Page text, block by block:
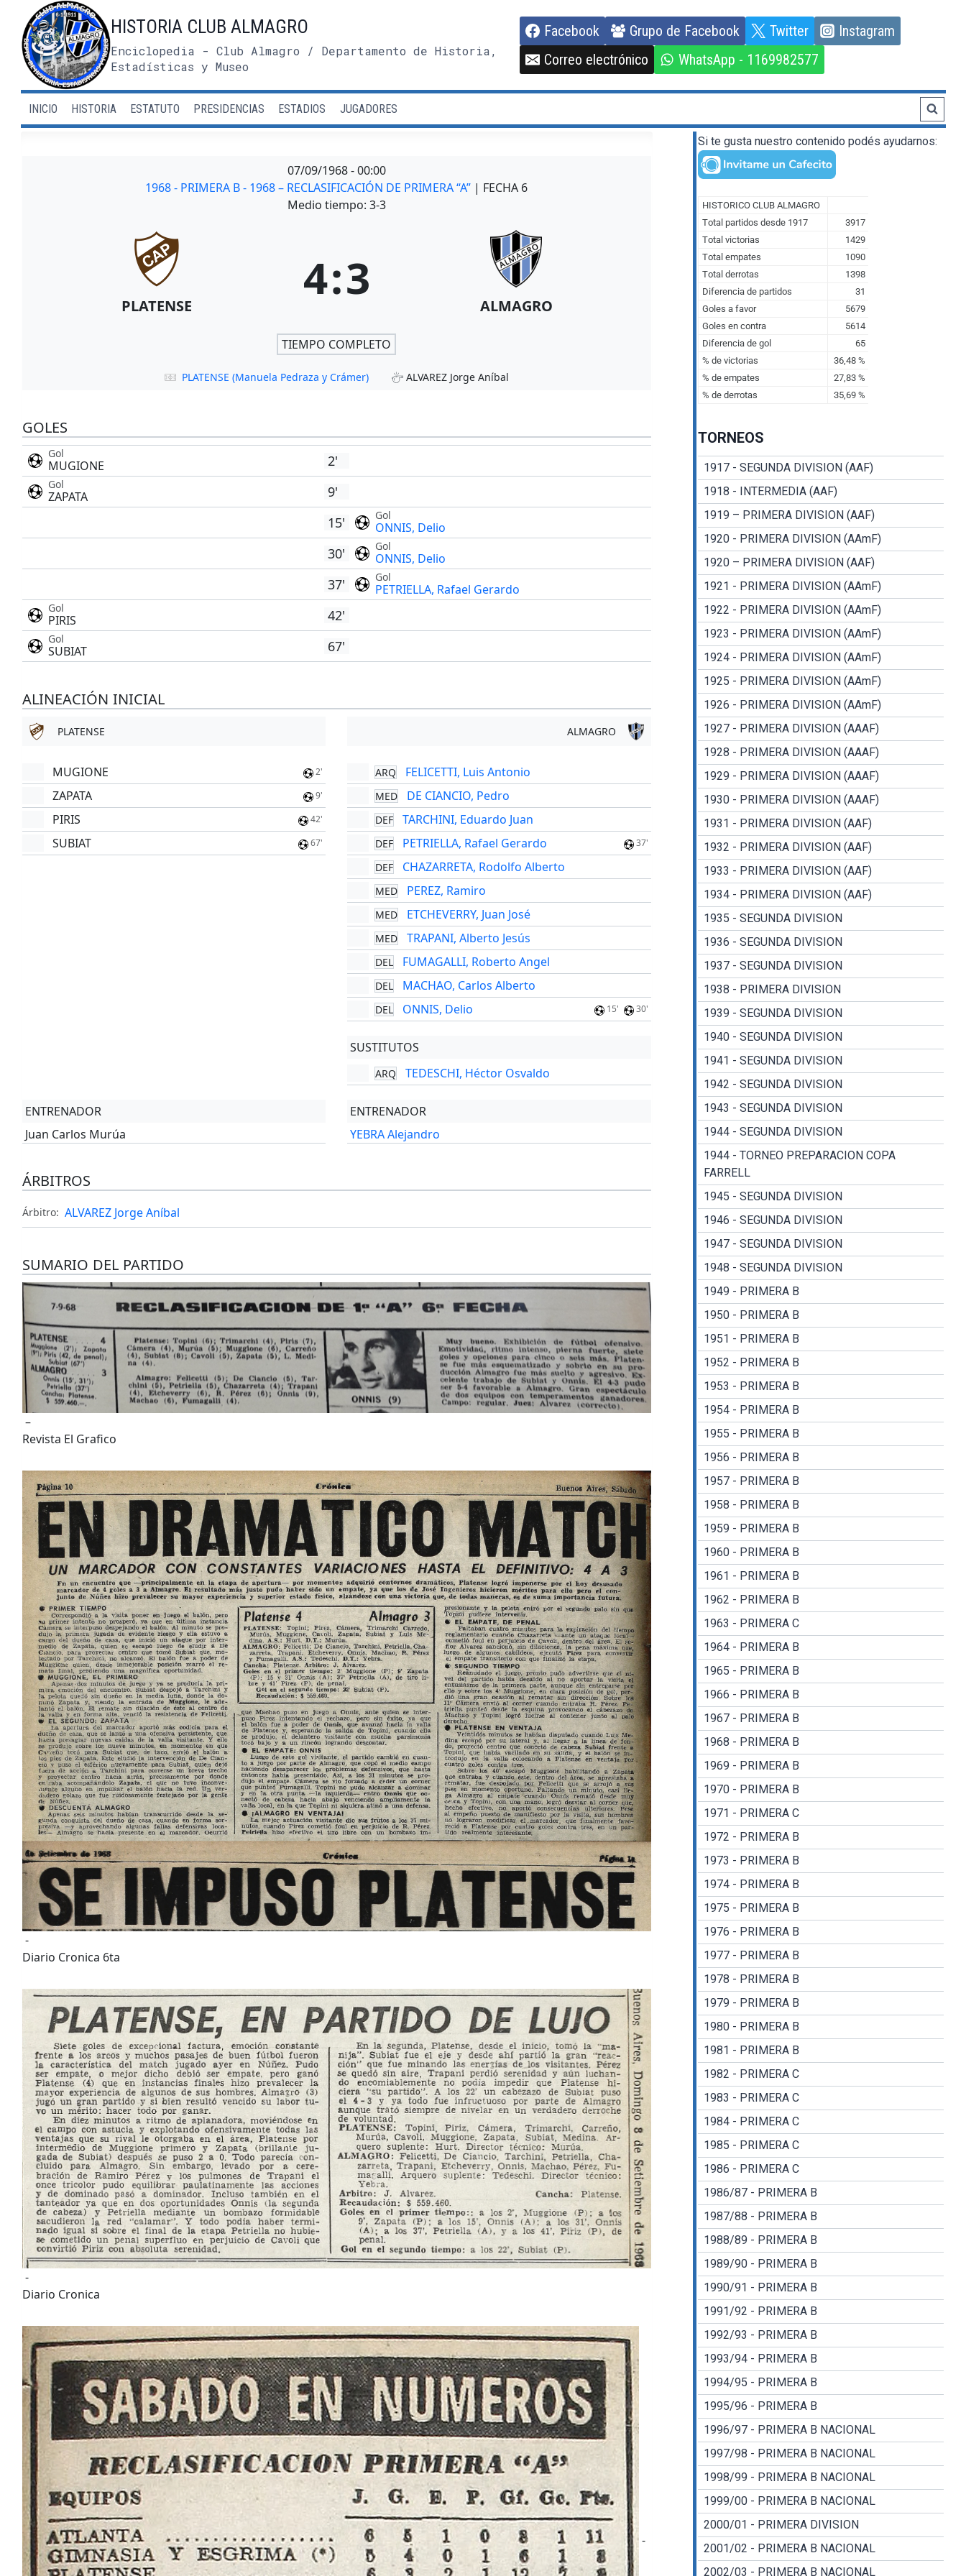
contenido
HISTORIA CLUB ALMAGRO
Enciclopedia - Club Almagro / Departamento de Historia,
Estadísticas y Museo
Facebook Grupo de Facebook Twitter
Instagram
Correo electrónico
WhatsApp - 1169982577
INICIO HISTORIA ESTATUTO PRESIDENCIAS ESTADIOS JUGADORES
07/09/1968-00:00
1968 - PRIMERA B - 1968 – RECLASIFICACIÓN DE PRIMERA “A” | FECHA 6
Medio tiempo: 3-3
PLATENSE 4:3 ALMAGRO
TIEMPO COMPLETO
PLATENSE (Manuela Pedraza y Crámer) ALVAREZ Jorge Aníbal
GOLES
Gol
MUGIONE 2'
Gol
ZAPATA
9'
15'
Gol
ONNIS, Delio
30' Gol
ONNIS, Delio
37' Gol
PETRIELLA, Rafael Gerardo
Gol
PIRIS 42'
Gol
SUBIAT 67'
ALINEACIÓN INICIAL
PLATENSE
MUGIONE 2'
ZAPATA 9'
PIRIS 42'
SUBIAT 67'
ENTRENADOR
Juan Carlos Murúa
ALMAGRO
ARQ FELICETTI, Luis Antonio
MED DE CIANCIO, Pedro
DEF TARCHINI, Eduardo Juan
DEF PETRIELLA, Rafael Gerardo 37'
DEF CHAZARRETA, Rodolfo Alberto
MED PEREZ, Ramiro
MED ETCHEVERRY, Juan José
MED TRAPANI, Alberto Jesús
DEL FUMAGALLI, Roberto Angel
DEL MACHAO, Carlos Alberto
DEL ONNIS, Delio 15' 30'
SUSTITUTOS
ARQ TEDESCHI, Héctor Osvaldo
ENTRENADOR
YEBRA Alejandro
ÁRBITROS
Árbitro: ALVAREZ Jorge Aníbal
SUMARIO DEL PARTIDO
–
Revista El Grafico
-
Diario Cronica 6ta
-
Diario Cronica
-
Si te gusta nuestro contenido podés ayudarnos:
TORNEOS
1917 - SEGUNDA DIVISION (AAF)
1918 - INTERMEDIA (AAF)
1919 – PRIMERA DIVISION (AAF)
1920 - PRIMERA DIVISION (AAmF)
1920 – PRIMERA DIVISION (AAF)
1921 - PRIMERA DIVISION (AAmF)
1922 - PRIMERA DIVISION (AAmF)
1923 - PRIMERA DIVISION (AAmF)
1924 - PRIMERA DIVISION (AAmF)
1925 - PRIMERA DIVISION (AAmF)
1926 - PRIMERA DIVISION (AAmF)
1927 - PRIMERA DIVISION (AAAF)
1928 - PRIMERA DIVISION (AAAF)
1929 - PRIMERA DIVISION (AAAF)
1930 - PRIMERA DIVISION (AAAF)
1931 - PRIMERA DIVISION (AAF)
1932 - PRIMERA DIVISION (AAF)
1933 - PRIMERA DIVISION (AAF)
1934 - PRIMERA DIVISION (AAF)
1935 - SEGUNDA DIVISION
1936 - SEGUNDA DIVISION
1937 - SEGUNDA DIVISION
1938 - PRIMERA DIVISION
1939 - SEGUNDA DIVISION
1940 - SEGUNDA DIVISION
1941 - SEGUNDA DIVISION
1942 - SEGUNDA DIVISION
1943 - SEGUNDA DIVISION
1944 - SEGUNDA DIVISION
1944 - TORNEO PREPARACION COPA
FARRELL
1945 - SEGUNDA DIVISION
1946 - SEGUNDA DIVISION
1947 - SEGUNDA DIVISION
1948 - SEGUNDA DIVISION
1949 - PRIMERA B
1950 - PRIMERA B
1951 - PRIMERA B
1952 - PRIMERA B
1953 - PRIMERA B
1954 - PRIMERA B
1955 - PRIMERA B
1956 - PRIMERA B
1957 - PRIMERA B
1958 - PRIMERA B
1959 - PRIMERA B
1960 - PRIMERA B
1961 - PRIMERA B
1962 - PRIMERA B
1963 - PRIMERA C
1964 - PRIMERA B
1965 - PRIMERA B
1966 - PRIMERA B
1967 - PRIMERA B
1968 - PRIMERA B
1969 - PRIMERA B
1970 - PRIMERA B
1971 - PRIMERA C
1972 - PRIMERA B
1973 - PRIMERA B
1974 - PRIMERA B
1975 - PRIMERA B
1976 - PRIMERA B
1977 - PRIMERA B
1978 - PRIMERA B
1979 - PRIMERA B
1980 - PRIMERA B
1981 - PRIMERA B
1982 - PRIMERA C
1983 - PRIMERA C
1984 - PRIMERA C
1985 - PRIMERA C
1986 - PRIMERA C
1986/87 - PRIMERA B
1987/88 - PRIMERA B
1988/89 - PRIMERA B
1989/90 - PRIMERA B
1990/91 - PRIMERA B
1991/92 - PRIMERA B
1992/93 - PRIMERA B
1993/94 - PRIMERA B
1994/95 - PRIMERA B
1995/96 - PRIMERA B
1996/97 - PRIMERA B NACIONAL
1997/98 - PRIMERA B NACIONAL
1998/99 - PRIMERA B NACIONAL
1999/00 - PRIMERA B NACIONAL
2000/01 - PRIMERA DIVISION
2001/02 - PRIMERA B NACIONAL
2002/03 - PRIMERA B NACIONAL